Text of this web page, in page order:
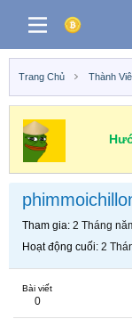
Trang Chủ Thành
Tham gia 2 Tháng
Hoạt động cuối 2
Bài viết
0